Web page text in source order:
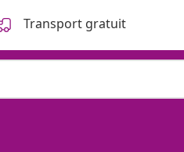
Transport gratuit